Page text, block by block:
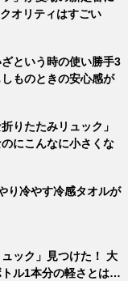
オリティはすごい
という時の使い勝手3
ものときの安心感が
りたたみリュック」
にこんなに小さくな
り冷やす冷感タオルが
ック」見つけた！ 大
ル1本分の軽さとは…